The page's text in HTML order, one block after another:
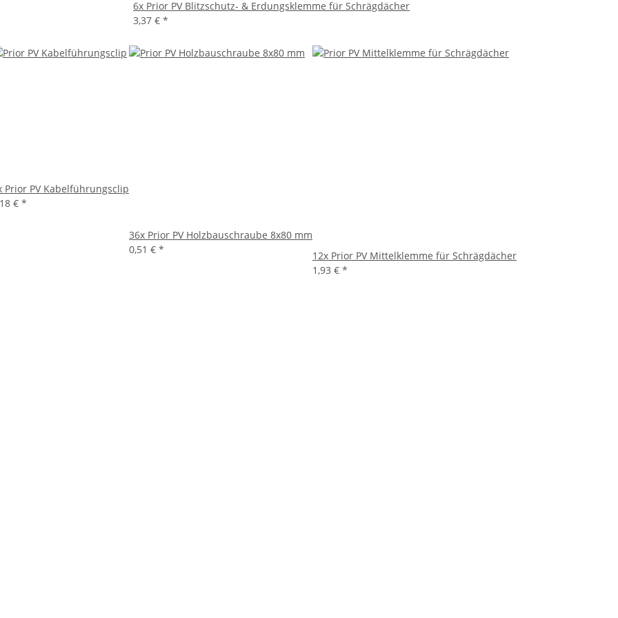
6x Prior PV Blitzschutz- & Erdungsklemme für Schrägdächer
3,37 € *
Prior PV Kabelführungsclip
€ *
36x Prior PV Holzbauschraube 8x80 mm
0,51 € * 12x Prior PV Mittelklemme für Schrägdächer
1,93 € *